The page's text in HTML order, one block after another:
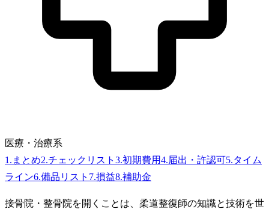
医療・治療系
1 . まとめ2.チェックリスト 3.初期費用4.届出・許認可5.タイム
ライン6.備品リスト 7.損益8.補助金
接骨院・整骨院を開くことは、柔道整復師の知識と技術を世